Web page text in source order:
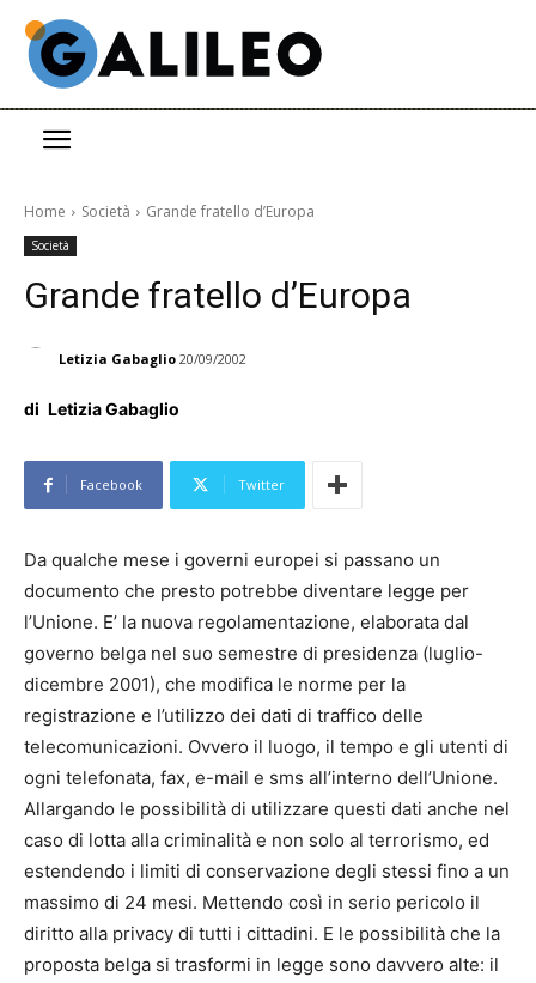
Home Società Grande fratello d’Europa
Società
Grande fratello d’Europa
Letizia Gabaglio 20/09/2002
di Letizia Gabaglio
Facebook Twitter
Da qualche mese i governi europei si passano un
documento che presto potrebbe diventare legge per
l’Unione. E’ la nuova regolamentazione, elaborata dal
governo belga nel suo semestre di presidenza (luglio-
dicembre 2001), che modifica le norme per la
registrazione e l’utilizzo dei dati di traffico delle
telecomunicazioni. Ovvero il luogo, il tempo e gli utenti di
ogni telefonata, fax, e-mail e sms all’interno dell’Unione.
Allargando le possibilità di utilizzare questi dati anche nel
caso di lotta alla criminalità e non solo al terrorismo, ed
estendendo i limiti di conservazione degli stessi fino a un
massimo di 24 mesi. Mettendo così in serio pericolo il
diritto alla privacy di tutti i cittadini. E le possibilità che la
proposta belga si trasformi in legge sono davvero alte: il